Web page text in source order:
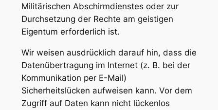
Militärischen Abschirmdienstes oder zur
Durchsetzung der Rechte am geistigen
Eigentum erforderlich ist.
Wir weisen ausdrücklich darauf hin, dass die
Datenübertragung im Internet (z. B. bei der
Kommunikation per E-Mail)
Sicherheitslücken aufweisen kann. Vor dem
Zugriff auf Daten kann nicht lückenlos